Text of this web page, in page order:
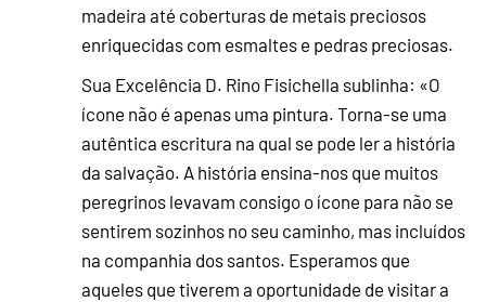
madeira até coberturas de metais preciosos
enriquecidas com esmaltes e pedras preciosas.
Sua Excelência D. Rino Fisichella sublinha: «O
ícone não é apenas uma pintura. Torna-se uma
autêntica escritura na qual se pode ler a história
da salvação. A história ensina-nos que muitos
peregrinos levavam consigo o ícone para não se
sentirem sozinhos no seu caminho, mas incluídos
na companhia dos santos. Esperamos que
aqueles que tiverem a oportunidade de visitar a